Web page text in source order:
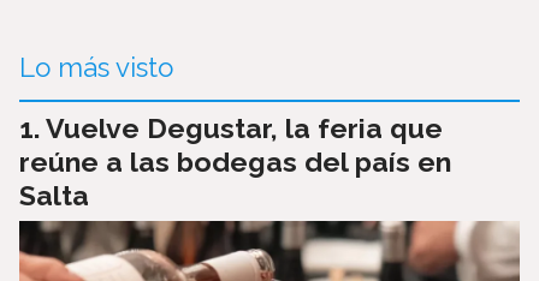
Lo más visto
Vuelve Degustar, la feria que
reúne a las bodegas del país en
Salta